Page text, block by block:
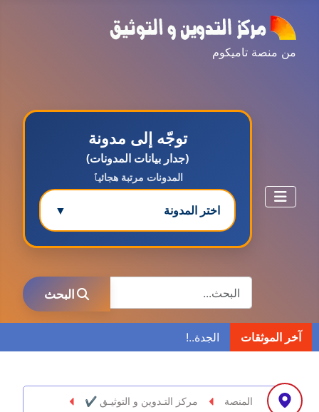
من منصة تاميكوم
توجّه إلى مدونة
(جدار بيانات المدونات)
المدونات مرتبة هجائيٱ
اختر المدونة ▼
مدونة ابراهيم البراعم
عاملة
البحث
البحث
آخر الموثقات
المنصة
مركز التـدوين و التوثيـق ✔